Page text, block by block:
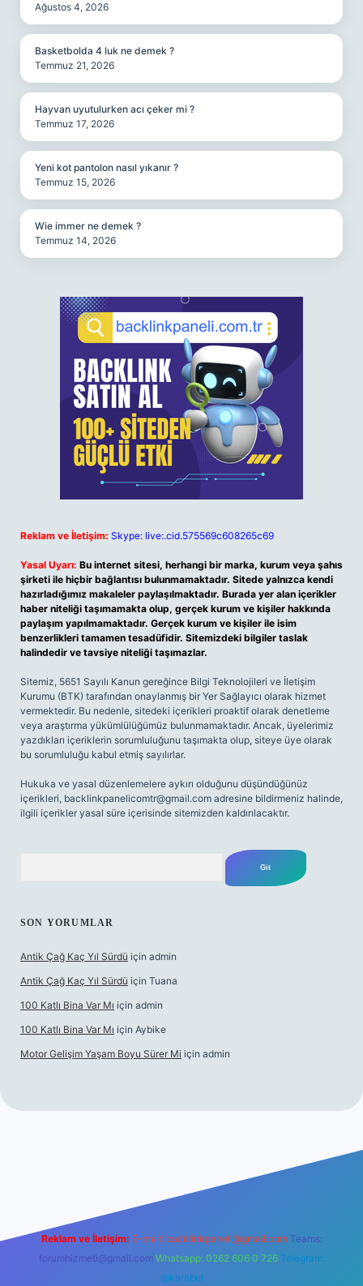
Ağustos 4, 2026
Basketbolda 4 luk ne demek ?
Temmuz 21, 2026
Hayvan uyutulurken acı çeker mi ?
Temmuz 17, 2026
Yeni kot pantolon nasıl yıkanır ?
Temmuz 15, 2026
Wie immer ne demek ?
Temmuz 14, 2026
Reklam ve İletişim: Skype: live:.cid.575569c608265c69
Yasal Uyarı: Bu internet sitesi, herhangi bir marka, kurum veya şahıs
şirketi ile hiçbir bağlantısı bulunmamaktadır. Sitede yalnızca kendi
hazırladığımız makaleler paylaşılmaktadır. Burada yer alan içerikler
haber niteliği taşımamakta olup, gerçek kurum ve kişiler hakkında
paylaşım yapılmamaktadır. Gerçek kurum ve kişiler ile isim
benzerlikleri tamamen tesadüfidir. Sitemizdeki bilgiler taslak
halindedir ve tavsiye niteliği taşımazlar.
Sitemiz, 5651 Sayılı Kanun gereğince Bilgi Teknolojileri ve İletişim
Kurumu (BTK) tarafından onaylanmış bir Yer Sağlayıcı olarak hizmet
vermektedir. Bu nedenle, sitedeki içerikleri proaktif olarak denetleme
veya araştırma yükümlülüğümüz bulunmamaktadır. Ancak, üyelerimiz
yazdıkları içeriklerin sorumluluğunu taşımakta olup, siteye üye olarak
bu sorumluluğu kabul etmiş sayılırlar.
Hukuka ve yasal düzenlemelere aykırı olduğunu düşündüğünüz
içerikleri, backlinkpanelicomtr@gmail.com adresine bildirmeniz halinde,
ilgili içerikler yasal süre içerisinde sitemizden kaldırılacaktır.
SON YORUMLAR
Antik Çağ Kaç Yıl Sürdü için admin
Antik Çağ Kaç Yıl Sürdü için Tuana
100 Katlı Bina Var Mı için admin
100 Katlı Bina Var Mı için Aybike
Motor Gelişim Yaşam Boyu Sürer Mi için admin
Reklam ve İletişim: E-mail: backlinkpaneli@gmail.com Teams:
forumhizmeti@gmail.com Whatsapp: 0262 606 0 726 Telegram:
@karabul